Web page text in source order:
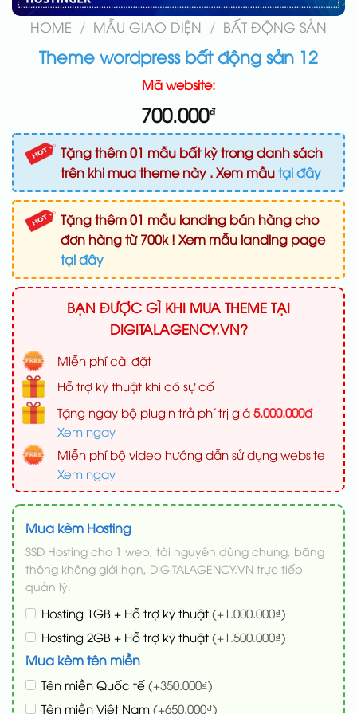
HOME / MẪU GIAO DIỆN / BẤT ĐỘNG SẢN
Theme wordpress bất động sản 12
Mã website:
700.000₫
Tặng thêm 01 mẫu bất kỳ trong danh sách
trên khi mua theme này . Xem mẫutại đây
Tặng thêm 01 mẫu landing bán hàng cho
đơn hàng từ 700k ! Xem mẫu landing page
tại đây
BẠN ĐƯỢC GÌ KHI MUA THEME TẠI
DIGITALAGENCY.VN?
Miễn phí cài đặt
Hỗ trợ kỹ thuật khi có sự cố
Tặng ngay bộ plugin trả phí trị giá 5.000.000đ
Xem ngay
Miễn phí bộ video hướng dẫn sử dụng website
Xem ngay
Mua kèm Hosting
SSD Hosting cho 1 web, tài nguyên dùng chung, băng
thông không giới hạn, DIGITALAGENCY.VN trực tiếp
quản lý.
Hosting 1GB + Hỗ trợ kỹ thuật (+1.000.000₫)
Hosting 2GB + Hỗ trợ kỹ thuật (+1.500.000₫)
Mua kèm tên miền
Tên miền Quốc tế (+350.000₫)
Tên miền Việt Nam (+650.000₫)